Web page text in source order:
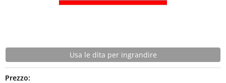
Usa le dita per ingrandire
Prezzo: